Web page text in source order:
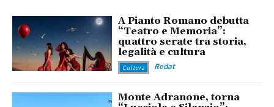
A Pianto Romano debutta
“Teatro e Memoria”:
quattro serate tra storia,
legalità e cultura
Cultura Redat
Monte Adranone, torna